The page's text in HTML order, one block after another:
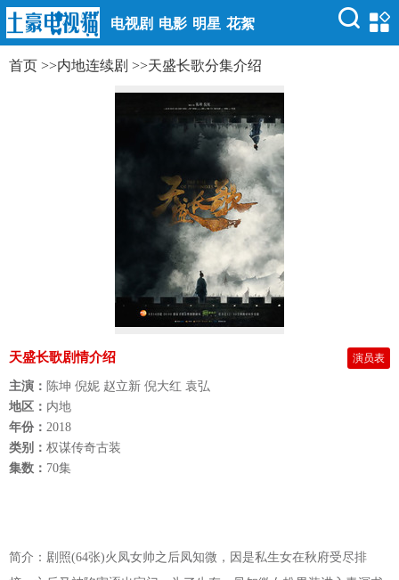
电视剧 电影 明星 花絮
首页 >>内地连续剧 >>天盛长歌分集介绍
天盛长歌剧情介绍 演员表
主演： 陈坤 倪妮 赵立新 倪大红 袁弘
地区： 内地
年份： 2018
类别： 权谋传奇古装
集数： 70集
简介：剧照(64张)火凤女帅之后凤知微，因是私生女在秋府受尽排